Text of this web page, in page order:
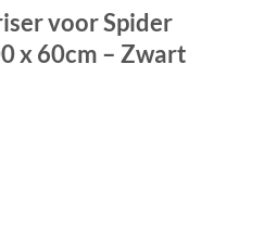
voor Spider
x 60cm – Zwart